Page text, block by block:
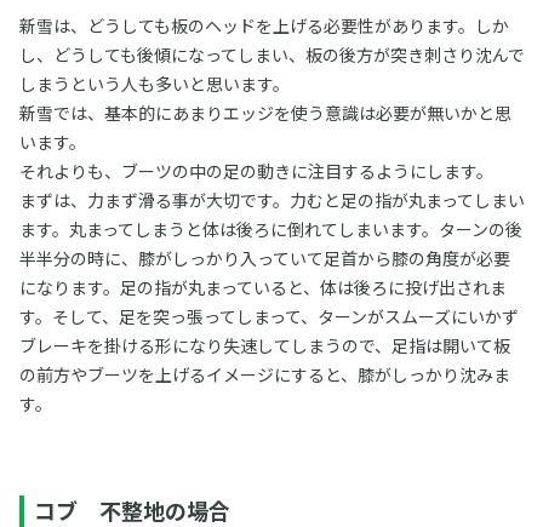
新雪は、どうしても板のヘッドを上げる必要性があります。しか
し、どうしても後傾になってしまい、板の後方が突き刺さり沈んで
しまうという人も多いと思います。
新雪では、基本的にあまりエッジを使う意識は必要が無いかと思
います。
それよりも、ブーツの中の足の動きに注目するようにします。
まずは、力まず滑る事が大切です。力むと足の指が丸まってしまい
ます。丸まってしまうと体は後ろに倒れてしまいます。ターンの後
半半分の時に、膝がしっかり入っていて足首から膝の角度が必要
になります。足の指が丸まっていると、体は後ろに投げ出されま
す。そして、足を突っ張ってしまって、ターンがスムーズにいかず
ブレーキを掛ける形になり失速してしまうので、足指は開いて板
の前方やブーツを上げるイメージにすると、膝がしっかり沈みま
す。
コブ 不整地の場合